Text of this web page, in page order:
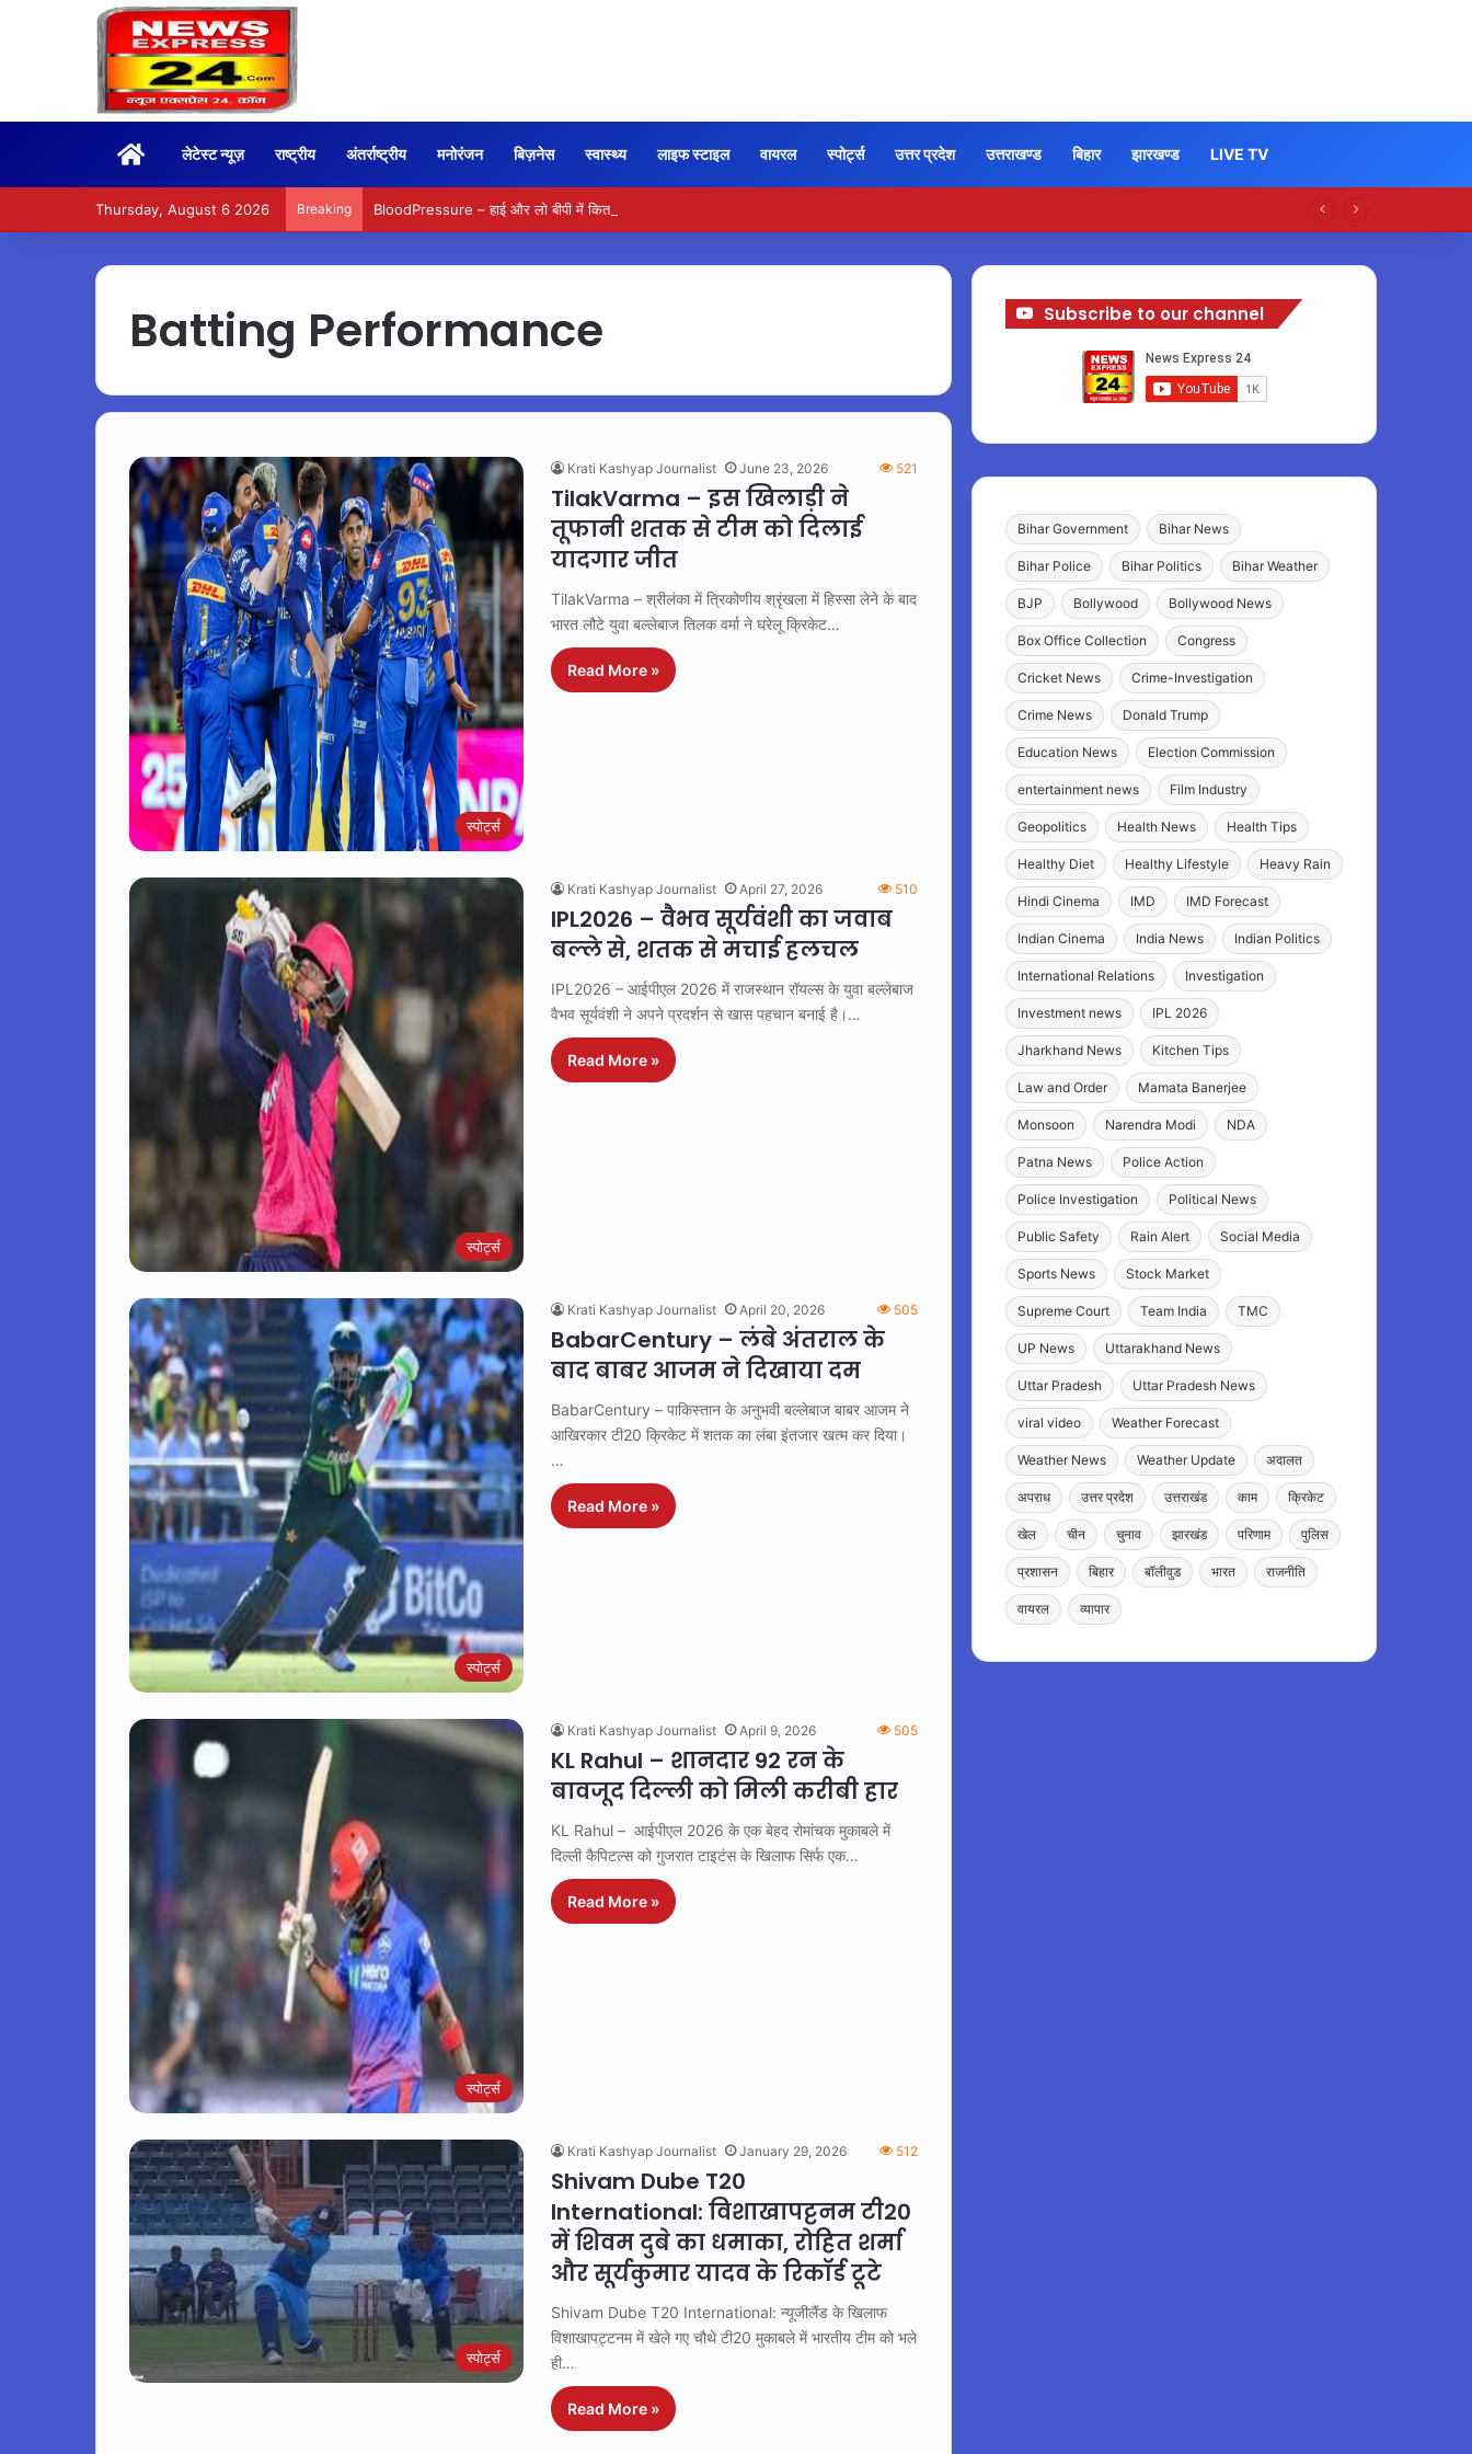
Homeलेटेस्ट न्यूज़ राष्ट्रीय अंतर्राष्ट्रीय मनोरंजन बिज़नेस स्वास्थ्य लाइफ स्टाइल वायरल स्पोर्ट्स उत्तर प्रदेश उत्तराखण्ड बिहार झारखण्ड LIVE TV
Thursday, August 6 2026 Breaking BloodPressure – हाई और लो बीपी में कितना नमक खाना सही, डॉक्टर ने बताया सुरक्षित मात्रा…
Batting Performance
स्पोर्ट्स
Krati Kashyap Journalist June 23, 2026 521
TilakVarma – इस खिलाड़ी ने
तूफानी शतक से टीम को दिलाई
यादगार जीत
TilakVarma – श्रीलंका में त्रिकोणीय श्रृंखला में हिस्सा लेने के बाद
भारत लौटे युवा बल्लेबाज तिलक वर्मा ने घरेलू क्रिकेट…
Read More »
स्पोर्ट्स
Krati Kashyap Journalist April 27, 2026 510
IPL2026 – वैभव सूर्यवंशी का जवाब
बल्ले से, शतक से मचाई हलचल
IPL2026 – आईपीएल 2026 में राजस्थान रॉयल्स के युवा बल्लेबाज
वैभव सूर्यवंशी ने अपने प्रदर्शन से खास पहचान बनाई है।…
Read More »
स्पोर्ट्स
Krati Kashyap Journalist April 20, 2026 505
BabarCentury – लंबे अंतराल के
बाद बाबर आजम ने दिखाया दम
BabarCentury – पाकिस्तान के अनुभवी बल्लेबाज बाबर आजम ने
आखिरकार टी20 क्रिकेट में शतक का लंबा इंतजार खत्म कर दिया।
…
Read More »
स्पोर्ट्स
Krati Kashyap Journalist April 9, 2026 505
KL Rahul – शानदार 92 रन के
बावजूद दिल्ली को मिली करीबी हार
KL Rahul – आईपीएल 2026 के एक बेहद रोमांचक मुकाबले में
दिल्ली कैपिटल्स को गुजरात टाइटंस के खिलाफ सिर्फ एक…
Read More »
स्पोर्ट्स
Krati Kashyap Journalist January 29, 2026 512
Shivam Dube T20
International: विशाखापट्टनम टी20
में शिवम दुबे का धमाका, रोहित शर्मा
और सूर्यकुमार यादव के रिकॉर्ड टूटे
Shivam Dube T20 International: न्यूजीलैंड के खिलाफ
विशाखापट्टनम में खेले गए चौथे टी20 मुकाबले में भारतीय टीम को भले
ही…
Read More »
Subscribe to our channel
Bihar Government Bihar News
Bihar Police Bihar Politics Bihar Weather
BJP Bollywood Bollywood News
Box Office Collection Congress
Cricket News Crime-Investigation
Crime News Donald Trump
Education News Election Commission
entertainment news Film Industry
Geopolitics Health News Health Tips
Healthy Diet Healthy Lifestyle Heavy Rain
Hindi Cinema IMD IMD Forecast
Indian Cinema India News Indian Politics
International Relations Investigation
Investment news IPL 2026
Jharkhand News Kitchen Tips
Law and Order Mamata Banerjee
Monsoon Narendra Modi NDA
Patna News Police Action
Police Investigation Political News
Public Safety Rain Alert Social Media
Sports News Stock Market
Supreme Court Team India TMC
UP News Uttarakhand News
Uttar Pradesh Uttar Pradesh News
viral video Weather Forecast
Weather News Weather Update अदालत
अपराध उत्तर प्रदेश उत्तराखंड काम क्रिकेट
खेल चीन चुनाव झारखंड परिणाम पुलिस
प्रशासन बिहार बॉलीवुड भारत राजनीति
वायरल व्यापार